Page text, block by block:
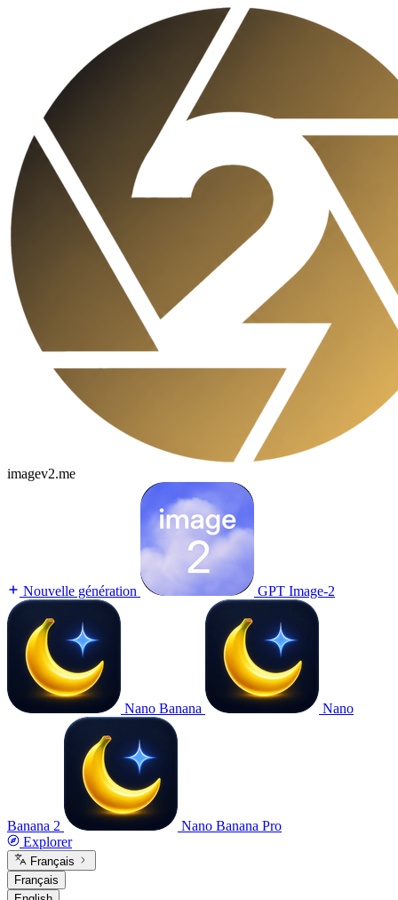
imagev2.me
Nouvelle génération GPT Image-2
Nano Banana Nano
Banana 2
Nano Banana Pro
Explorer
Français
Français